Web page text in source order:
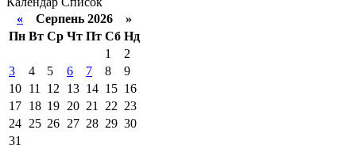
« Серпень 2026 »
Пн Вт Ср Чт Пт Сб Нд
1
2
3
4 5 6 7 8
9
10 11 12 13 14 15 16
17 18 19 20 21 22 23
24 25 26 27 28 29 30
31